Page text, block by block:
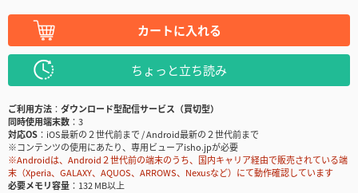
カートに入れる
ちょっと立ち読み
ご利用方法
ダウンロード型配信サービス（買切型）
同時使用端末数
3
対応OS
iOS最新の２世代前まで / Android最新の２世代前まで
※コンテンツの使用にあたり、専用ビューアisho.jpが必要
※Androidは、Android２世代前の端末のうち、国内キャリア経由で販売されている端
末（Xperia、GALAXY、AQUOS、ARROWS、Nexusなど）にて動作確認しています
必要メモリ容量
132 MB以上